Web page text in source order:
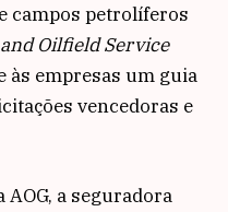
campos petrolíferos
Oilfield Service
às empresas um guia
vencedoras e
AOG, a seguradora